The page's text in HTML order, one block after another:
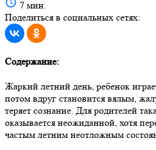
7 мин.
Поделиться в социальных сетях:
Содержание:
Жаркий летний день, ребенок
потом вдруг становится вялым,
теряет сознание. Для родителей
оказывается неожиданной, хотя
частым летним неотложным